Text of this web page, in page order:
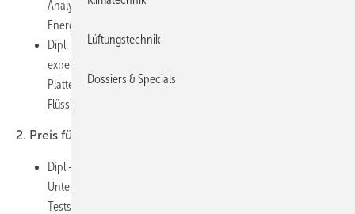
Analyse eines Kältespeichers für einen Flüssigluft-
Energiespeicher.
Dipl. Ing. (TU) Johannes Schwarz, TU Dresden: Analyse und
experimentelle Untersuchungen zum Einsatz von
Plattenwärmeübertragern in Kälteversorgungssystemen mit
Flüssigeis als Kälteträger.
2. Preis für die Studenten:
Dipl.-Ing. (TU) Sebastian Richard, TU Dresden:
Untersuchungen zur Kryokonservierbarkeit eines in-virto
Testsystems mit geleingebetteten Zellen.
Lüftungstechnik
Dossiers & Specials